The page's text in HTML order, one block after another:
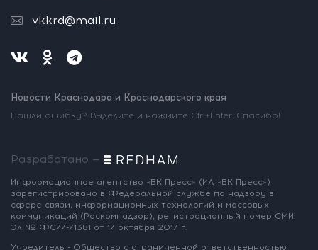
vkkrd@mail.ru
Новости Краснодара и Краснодарского края
Нашли ошибку? Выделите и нажмите Ctrl+Enter. Спасибо!
Разработано —
Информационное агентство «ВК Пресс» (ИА «ВК Пресс»)
зарегистрировано в Федеральной службе по надзору в
сфере связи, информационных технологий и массовых
коммуникаций (Роскомнадзор), регистрационный номер СМИ:
Эл № ФС77-71381 от 17 октября 2017 г.
Учредитель - Общество с ограниченной ответственностью